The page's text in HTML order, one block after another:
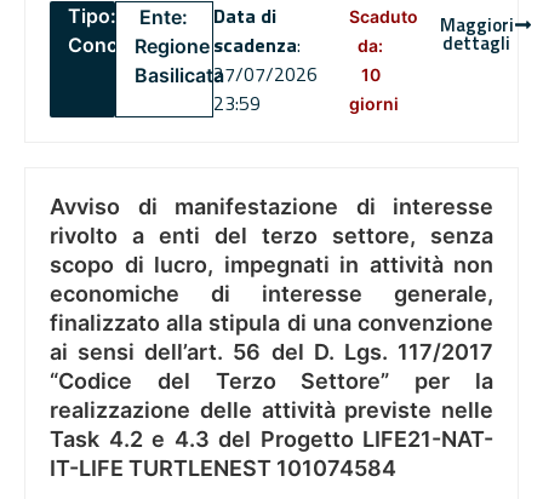
Tipo:
Concorsi
Ente:
Regione
Basilicata
Data di
scadenza:
27/07/2026
23:59
Scaduto
da:
10
giorni
Maggiori
dettagli
Avviso di manifestazione di interesse
rivolto a enti del terzo settore, senza
scopo di lucro, impegnati in attività non
economiche di interesse generale,
finalizzato alla stipula di una convenzione
ai sensi dell’art. 56 del D. Lgs. 117/2017
“Codice del Terzo Settore” per la
realizzazione delle attività previste nelle
Task 4.2 e 4.3 del Progetto LIFE21-NAT-
IT-LIFE TURTLENEST 101074584